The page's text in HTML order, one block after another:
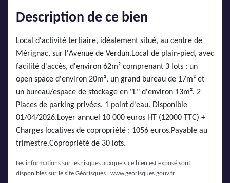
Description de ce bien
Local d'activité tertiaire, idéalement situé, au centre de
Mérignac, sur l'Avenue de Verdun.Local de plain-pied, avec
facilité d'accès, d'environ 62m² comprenant 3 lots : un
open space d'environ 20m², un grand bureau de 17m² et
un bureau/espace de stockage en "L" d'environ 13m². 2
Places de parking privées. 1 point d'eau. Disponible
01/04/2026.Loyer annuel 10 000 euros HT (12000 TTC) +
Charges locatives de copropriété : 1056 euros.Payable au
trimestre.Copropriété de 30 lots.
Les informations sur les risques auxquels ce bien est exposé sont
disponibles sur le site Géorisques : www.georisques.gouv.fr